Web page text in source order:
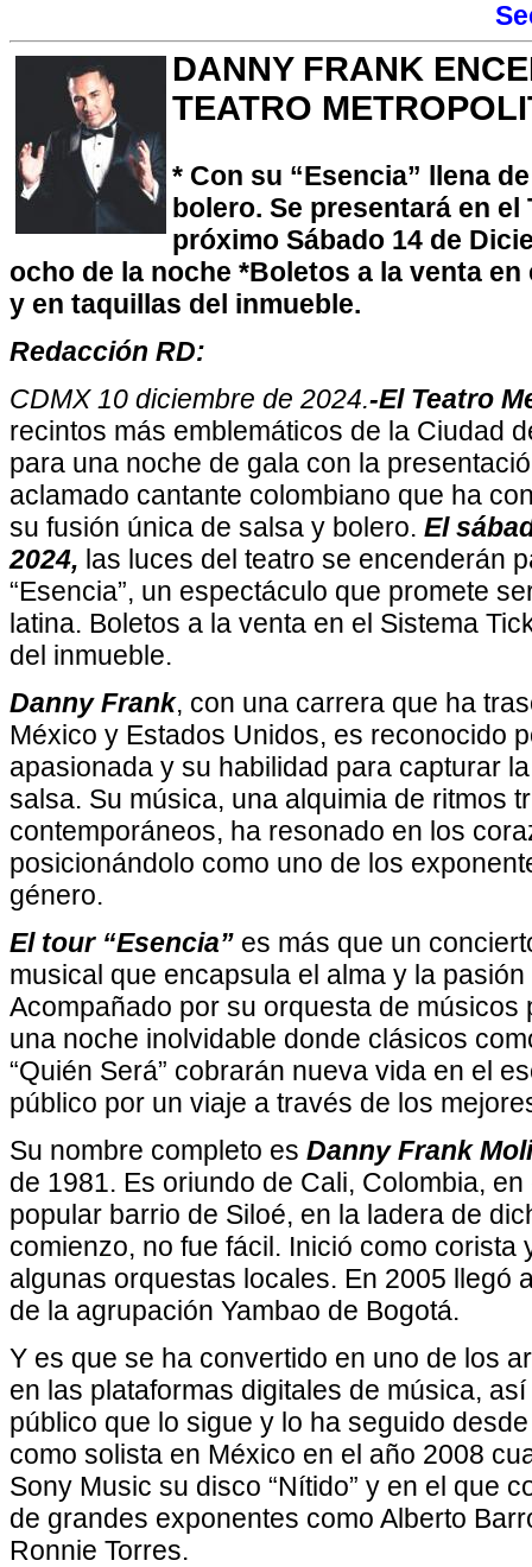
DANNY FRANK
TEATRO
* Con su “Esencia” llena
bolero. Se presentará en
próximo Sábado 14 de
ocho de la noche *Boletos a la venta
y en taquillas del inmueble.
Redacción RD:
CDMX 10 diciembre de 2024.-El Teatro
recintos más emblemáticos de la Ciudad
para una noche de gala con la
aclamado cantante colombiano que ha
su fusión única de salsa y bolero. El
2024, las luces del teatro se encenderán
“Esencia”, un espectáculo que promete
latina. Boletos a la venta en el Sistema
del inmueble.
Danny Frank, con una carrera que ha
México y Estados Unidos, es reconocido
apasionada y su habilidad para capturar
salsa. Su música, una alquimia de ritmos
contemporáneos, ha resonado en los
posicionándolo como uno de los
género.
El tour “Esencia” es más que un
musical que encapsula el alma y la
Acompañado por su orquesta de músicos
una noche inolvidable donde clásicos
“Quién Será” cobrarán nueva vida en el
público por un viaje a través de los
Su nombre completo es Danny Frank
de 1981. Es oriundo de Cali, Colombia,
popular barrio de Siloé, en la ladera de
comienzo, no fue fácil. Inició como corista
algunas orquestas locales. En 2005 llegó
de la agrupación Yambao de Bogotá.
Y es que se ha convertido en uno de los
en las plataformas digitales de música,
público que lo sigue y lo ha seguido
como solista en México en el año 2008
Sony Music su disco “Nítido” y en el que
de grandes exponentes como Alberto
Ronnie Torres.